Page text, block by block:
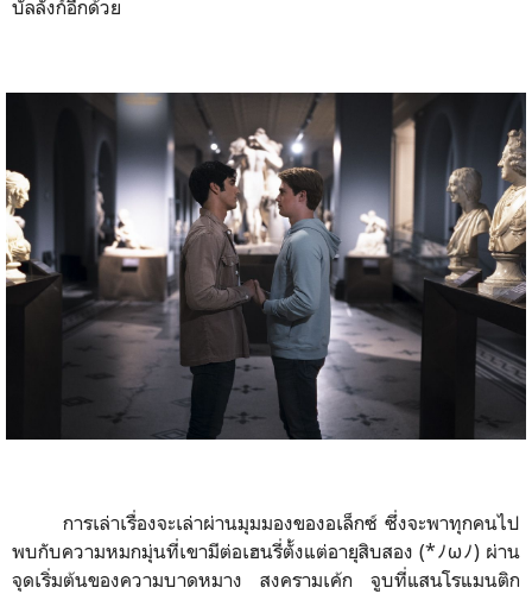
บัลลังก์อีกด้วย
การเล่าเรื่องจะเล่าผ่านมุมมองของอเล็กซ์ ซึ่งจะพาทุกคนไป
พบกับความหมกมุ่นที่เขามีต่อเฮนรี่ตั้งแต่อายุสิบสอง (*ﾉωﾉ) ผ่าน
จุดเริ่มต้นของความบาดหมาง สงครามเค้ก จูบที่แสนโรแมนติก